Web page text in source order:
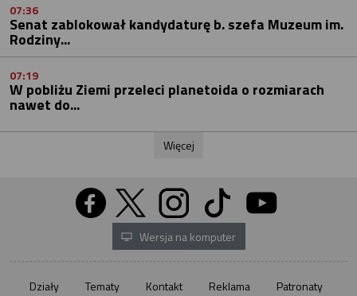
07:36
Senat zablokował kandydaturę b. szefa Muzeum im.
Rodziny...
07:19
W pobliżu Ziemi przeleci planetoida o rozmiarach
nawet do...
Więcej
Wersja na komputer
Działy Tematy Kontakt Reklama
Patronaty